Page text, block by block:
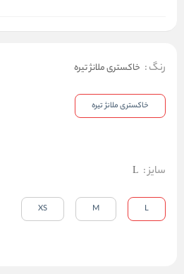
رنگ: خاکستری ملانژ تیره
خاکستری ملانژ تیره
سایز:
L
L
M
XS